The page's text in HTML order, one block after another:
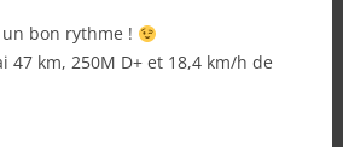
bon rythme !
47 km, 250M D+ et 18,4 km/h de